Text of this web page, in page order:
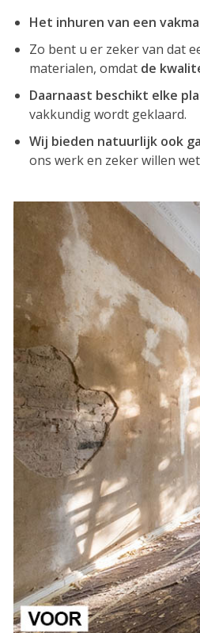
Het inhuren van een
Zo bent u er zeker van dat
materialen, omdat de
Daarnaast beschikt elke
vakkundig wordt geklaard.
Wij bieden natuurlijk ook
ons werk en zeker willen